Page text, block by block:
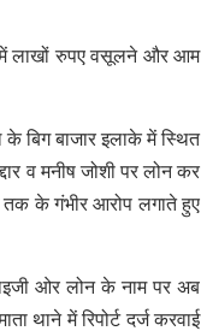
में लाखों रुपए वसूलने और आम
बिग बाजार इलाके में स्थित
व मनीष जोशी पर लोन कर
तक के गंभीर आरोप लगाते हुए
ओर लोन के नाम पर अब
थाने में रिपोर्ट दर्ज करवाई